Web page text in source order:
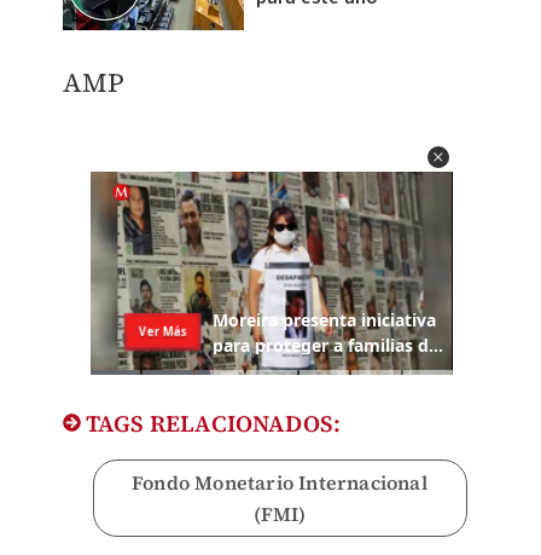
AMP
TAGS RELACIONADOS:
Fondo Monetario Internacional
(FMI)